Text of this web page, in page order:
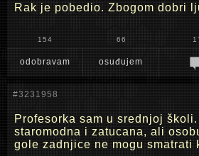
Rak je pobedio. Zbogom dobri
154 66
odobravam osuđujem
#3231958
Profesorka sam u srednjoj
staromodna i zatucana, ali
gole zadnjice ne mogu smatrati